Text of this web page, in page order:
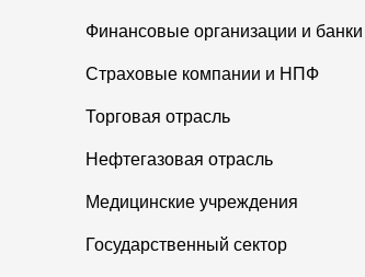
Финансовые организации и банки
Страховые компании и НПФ
Торговая отрасль
Нефтегазовая отрасль
Медицинские учреждения
Государственный сектор